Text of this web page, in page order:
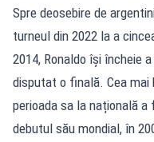
Spre deosebire de
turneul din 2022 la a
2014, Ronaldo își încheie
disputat o finală. Cea
perioada sa la națională
debutul său mondial, în